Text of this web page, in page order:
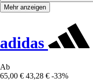
Mehr anzeigen
adidas
Ab
65,00 € 43,28 € -33%